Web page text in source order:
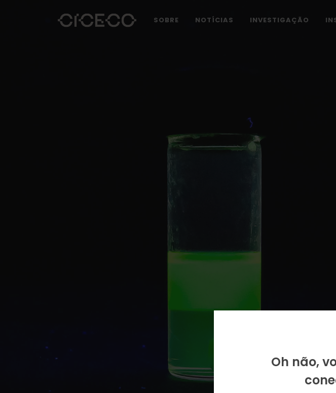
Oh não,
SOBRE NOTÍCIAS INVESTIGAÇÃO